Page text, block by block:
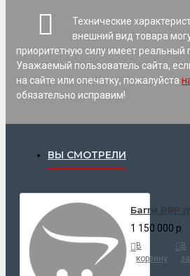
Технические
внешний вид товара
приоритетную силу имеет реальный
Уважаемый пользователь сайта,
на сайте или опечатку, пожалуйста
обязательно исправим!
ВЫ СМОТРЕЛИ
Багги BRP
1 150 000 р.
В
корзину
В